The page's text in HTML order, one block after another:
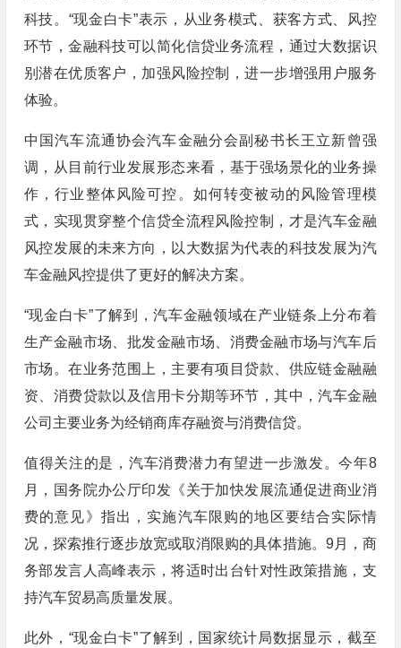
科技。“现金白卡”表示，从业务模式、获客方式、风控
环节，金融科技可以简化信贷业务流程，通过大数据识
别潜在优质客户，加强风险控制，进一步增强用户服务
体验。
中国汽车流通协会汽车金融分会副秘书长王立新曾强
调，从目前行业发展形态来看，基于强场景化的业务操
作，行业整体风险可控。如何转变被动的风险管理模
式，实现贯穿整个信贷全流程风险控制，才是汽车金融
风控发展的未来方向，以大数据为代表的科技发展为汽
车金融风控提供了更好的解决方案。
“现金白卡”了解到，汽车金融领域在产业链条上分布着
生产金融市场、批发金融市场、消费金融市场与汽车后
市场。在业务范围上，主要有项目贷款、供应链金融融
资、消费贷款以及信用卡分期等环节，其中，汽车金融
公司主要业务为经销商库存融资与消费信贷。
值得关注的是，汽车消费潜力有望进一步激发。今年8
月，国务院办公厅印发《关于加快发展流通促进商业消
费的意见》指出，实施汽车限购的地区要结合实际情
况，探索推行逐步放宽或取消限购的具体措施。9月，商
务部发言人高峰表示，将适时出台针对性政策措施，支
持汽车贸易高质量发展。
此外，“现金白卡”了解到，国家统计局数据显示，截至